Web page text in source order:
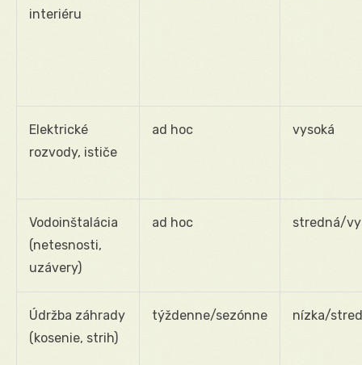
interiéru
Elektrické
rozvody, ističe
ad hoc vysoká
Vodoinštalácia
(netesnosti,
uzávery)
ad hoc stredná/
Údržba záhrady
(kosenie, strih)
týždenne/sezónne nízka/